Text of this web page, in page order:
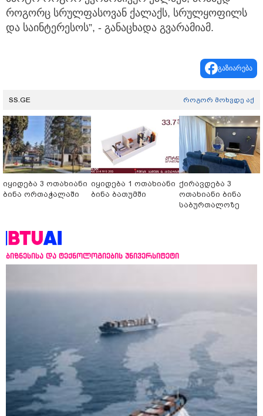
როგორც სრულფასოვან ქალაქს, სრულყოფილს
და საინტერესოს”, - განაცხადა გვარამიამ.
გაზიარება
SS.GE როგორ მოხვდე აქ
იყიდება 3 ოთახიანი
ბინა ორთაჭალაში
იყიდება 1 ოთახიანი
ბინა ბათუმში
ქირავდება 3
ოთახიანი ბინა
საბურთალოზე
ბიზნესისა და ტექნოლოგიების უნივერსიტეტი